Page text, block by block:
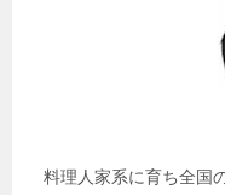
料理人家系に育ち全国